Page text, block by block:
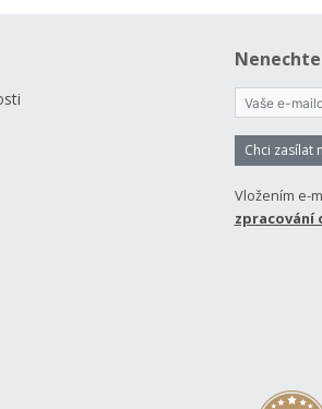
Chci zasílat
Vložením e-
zpracování